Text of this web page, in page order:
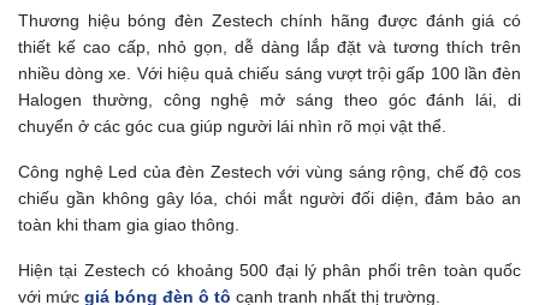
Thương hiệu bóng đèn Zestech chính hãng được đánh giá có
thiết kế cao cấp, nhỏ gọn, dễ dàng lắp đặt và tương thích trên
nhiều dòng xe. Với hiệu quả chiếu sáng vượt trội gấp 100 lần đèn
Halogen thường, công nghệ mở sáng theo góc đánh lái, di
chuyển ở các góc cua giúp người lái nhìn rõ mọi vật thể.
Công nghệ Led của đèn Zestech với vùng sáng rộng, chế độ cos
chiếu gần không gây lóa, chói mắt người đối diện, đảm bảo an
toàn khi tham gia giao thông.
Hiện tại Zestech có khoảng 500 đại lý phân phối trên toàn quốc
với mức giá bóng đèn ô tô cạnh tranh nhất thị trường.